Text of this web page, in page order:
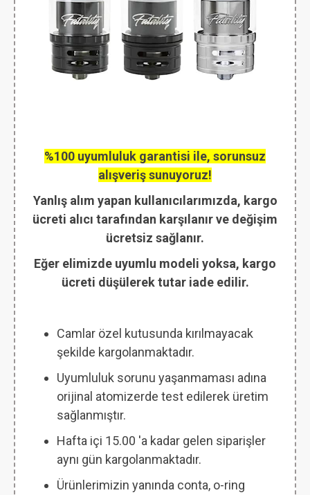
%100 uyumluluk garantisi ile, sorunsuz
alışveriş sunuyoruz!
Yanlış alım yapan kullanıcılarımızda, kargo
ücreti alıcı tarafından karşılanır ve değişim
ücretsiz sağlanır.
Eğer elimizde uyumlu modeli yoksa, kargo
ücreti düşülerek tutar iade edilir.
Camlar özel kutusunda kırılmayacak
şekilde kargolanmaktadır.
Uyumluluk sorunu yaşanmaması adına
orijinal atomizerde test edilerek üretim
sağlanmıştır.
Hafta içi 15.00 'a kadar gelen siparişler
aynı gün kargolanmaktadır.
Ürünlerimizin yanında conta, o-ring